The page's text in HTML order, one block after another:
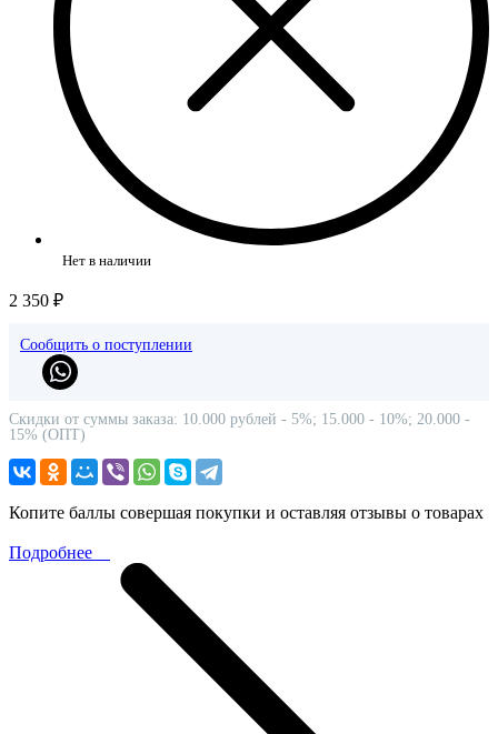
Нет в наличии
2 350 ₽
Сообщить о поступлении
Скидки от суммы заказа: 10.000 рублей - 5%; 15.000 - 10%; 20.000 -
15% (ОПТ)
Копите баллы совершая покупки и оставляя отзывы о товарах
Подробнее